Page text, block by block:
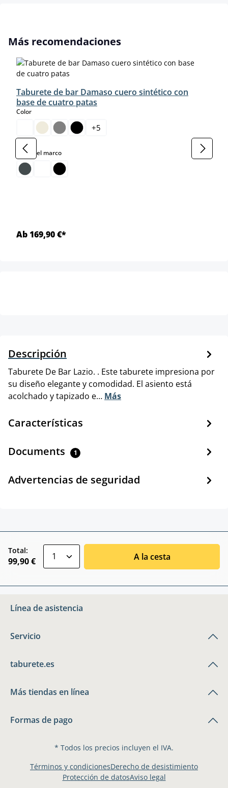
Omitir la galería de productos
Más recomendaciones
Taburete de bar Damaso cuero sintético con
base de cuatro patas
Colorselect
+5
Color del marcoselect
Ab 169,90 €*
Descripción
Taburete De Bar Lazio. . Este taburete impresiona por
su diseño elegante y comodidad. El asiento está
acolchado y tapizado e… Más
Características
Documents 1
Advertencias de seguridad
Total:
99,90 € A la cesta
Línea de asistencia
Servicio
taburete.es
Más tiendas en línea
Formas de pago
* Todos los precios incluyen el IVA.
Términos y condicionesDerecho de desistimiento
Protección de datosAviso legal